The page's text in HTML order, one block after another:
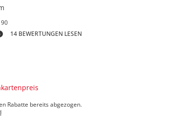
14 BEWERTUNGEN LESEN
Rabatte bereits abgezogen.